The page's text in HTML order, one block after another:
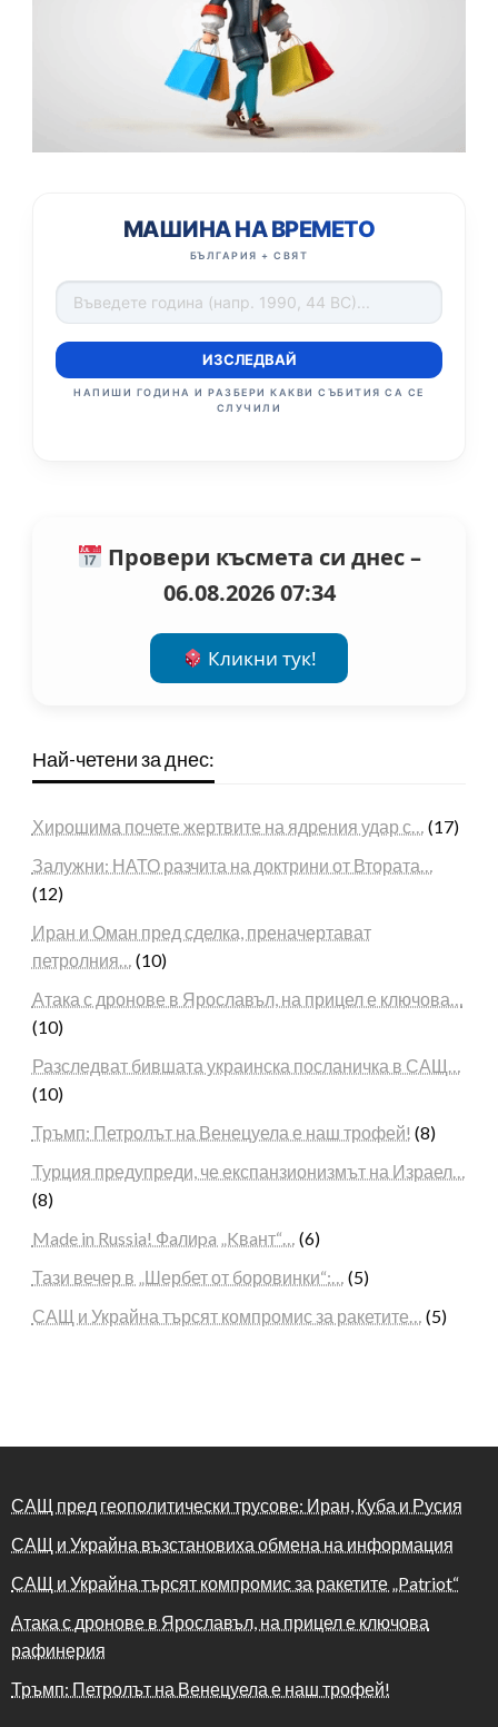
МАШИНА НА ВРЕМЕТО
БЪЛГАРИЯ + СВЯТ
ИЗСЛЕДВАЙ
НАПИШИ ГОДИНА И РАЗБЕРИ КАКВИ СЪБИТИЯ СА СЕ
СЛУЧИЛИ
Провери късмета си днес –
06.08.2026 07:34
Кликни тук!
Най-четени за днес:
Хирошима почете жертвите на ядрения удар с… (17)
Залужни: НАТО разчита на доктрини от Втората…
(12)
Иран и Оман пред сделка, преначертават
петролния… (10)
Атака с дронове в Ярославъл, на прицел е ключова…
(10)
Разследват бившата украинска посланичка в САЩ…
(10)
Тръмп: Петролът на Венецуела е наш трофей! (8)
Турция предупреди, че експанзионизмът на Израел…
(8)
Made in Russia! Фaлиpa „Kвaнт“… (6)
Тази вечер в „Шербет от боровинки“:… (5)
САЩ и Украйна търсят компромис за ракетите… (5)
САЩ пред геополитически трусове: Иран, Куба и Русия
САЩ и Украйна възстановиха обмена на информация
САЩ и Украйна търсят компромис за ракетите „Patriot“
Атака с дронове в Ярославъл, на прицел е ключова
рафинерия
Тръмп: Петролът на Венецуела е наш трофей!